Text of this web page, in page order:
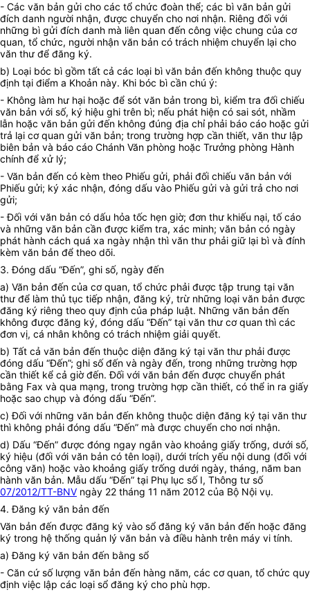
- Các văn bản gửi cho các tổ chức đoàn thể; các bì văn bản gửi
đích danh người nhận, được chuyển cho nơi nhận. Riêng đối với
những bì gửi đích danh mà liên quan đến công việc chung của cơ
quan, tổ chức, người nhận văn bản có trách nhiệm chuyển lại cho
văn thư để đăng ký.
b) Loại bóc bì gồm tất cả các loại bì văn bản đến không thuộc quy
định tại điểm a Khoản này. Khi bóc bì cần chú ý:
- Không làm hư hại hoặc để sót văn bản trong bì, kiểm tra đối chiếu
văn bản với số, ký hiệu ghi trên bì; nếu phát hiện có sai sót, nhầm
lẫn hoặc văn bản gửi đến không đúng địa chỉ phải báo cáo hoặc gửi
trả lại cơ quan gửi văn bản; trong trường hợp cần thiết, văn thư lập
biên bản và báo cáo Chánh Văn phòng hoặc Trưởng phòng Hành
chính để xử lý;
- Văn bản đến có kèm theo Phiếu gửi, phải đối chiếu văn bản với
Phiếu gửi; ký xác nhận, đóng dấu vào Phiếu gửi và gửi trả cho nơi
gửi;
- Đối với văn bản có dấu hỏa tốc hẹn giờ; đơn thư khiếu nại, tố cáo
và những văn bản cần được kiểm tra, xác minh; văn bản có ngày
phát hành cách quá xa ngày nhận thì văn thư phải giữ lại bì và đính
kèm văn bản để theo dõi.
3. Đóng dấu “Đến”, ghi số, ngày đến
a) Văn bản đến của cơ quan, tổ chức phải được tập trung tại văn
thư để làm thủ tục tiếp nhận, đăng ký, trừ những loại văn bản được
đăng ký riêng theo quy định của pháp luật. Những văn bản đến
không được đăng ký, đóng dấu “Đến” tại văn thư cơ quan thì các
đơn vị, cá nhân không có trách nhiệm giải quyết.
b) Tất cả văn bản đến thuộc diện đăng ký tại văn thư phải được
đóng dấu “Đến”; ghi số đến và ngày đến, trong những trường hợp
cần thiết kể cả giờ đến. Đối với văn bản đến được chuyển phát
bằng Fax và qua mạng, trong trường hợp cần thiết, có thể in ra giấy
hoặc sao chụp và đóng dấu “Đến”.
c) Đối với những văn bản đến không thuộc diện đăng ký tại văn thư
thì không phải đóng dấu “Đến” mà được chuyển cho nơi nhận.
d) Dấu “Đến” được đóng ngay ngắn vào khoảng giấy trống, dưới số,
ký hiệu (đối với văn bản có tên loại), dưới trích yếu nội dung (đối với
công văn) hoặc vào khoảng giấy trống dưới ngày, tháng, năm ban
hành văn bản. Mẫu dấu “Đến” tại Phụ lục số I, Thông tư số
07/2012/TT-BNV ngày 22 tháng 11 năm 2012 của Bộ Nội vụ.
4. Đăng ký văn bản đến
Văn bản đến được đăng ký vào sổ đăng ký văn bản đến hoặc đăng
ký trong hệ thống quản lý văn bản và điều hành trên máy vi tính.
a) Đăng ký văn bản đến bằng sổ
- Căn cứ số lượng văn bản đến hàng năm, các cơ quan, tổ chức quy
định việc lập các loại sổ đăng ký cho phù hợp.